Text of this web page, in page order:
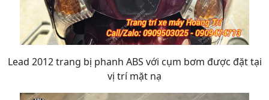
Lead 2012 trang bị phanh ABS với cụm bơm được đặt tại
vị trí mặt nạ